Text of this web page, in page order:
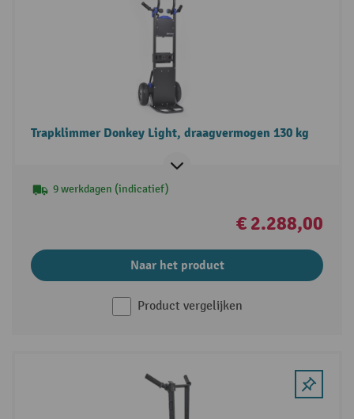
Trapklimmer Donkey Light, draagvermogen 130 kg
9 werkdagen (indicatief)
€ 2.288,00
Naar het product
Product vergelijken